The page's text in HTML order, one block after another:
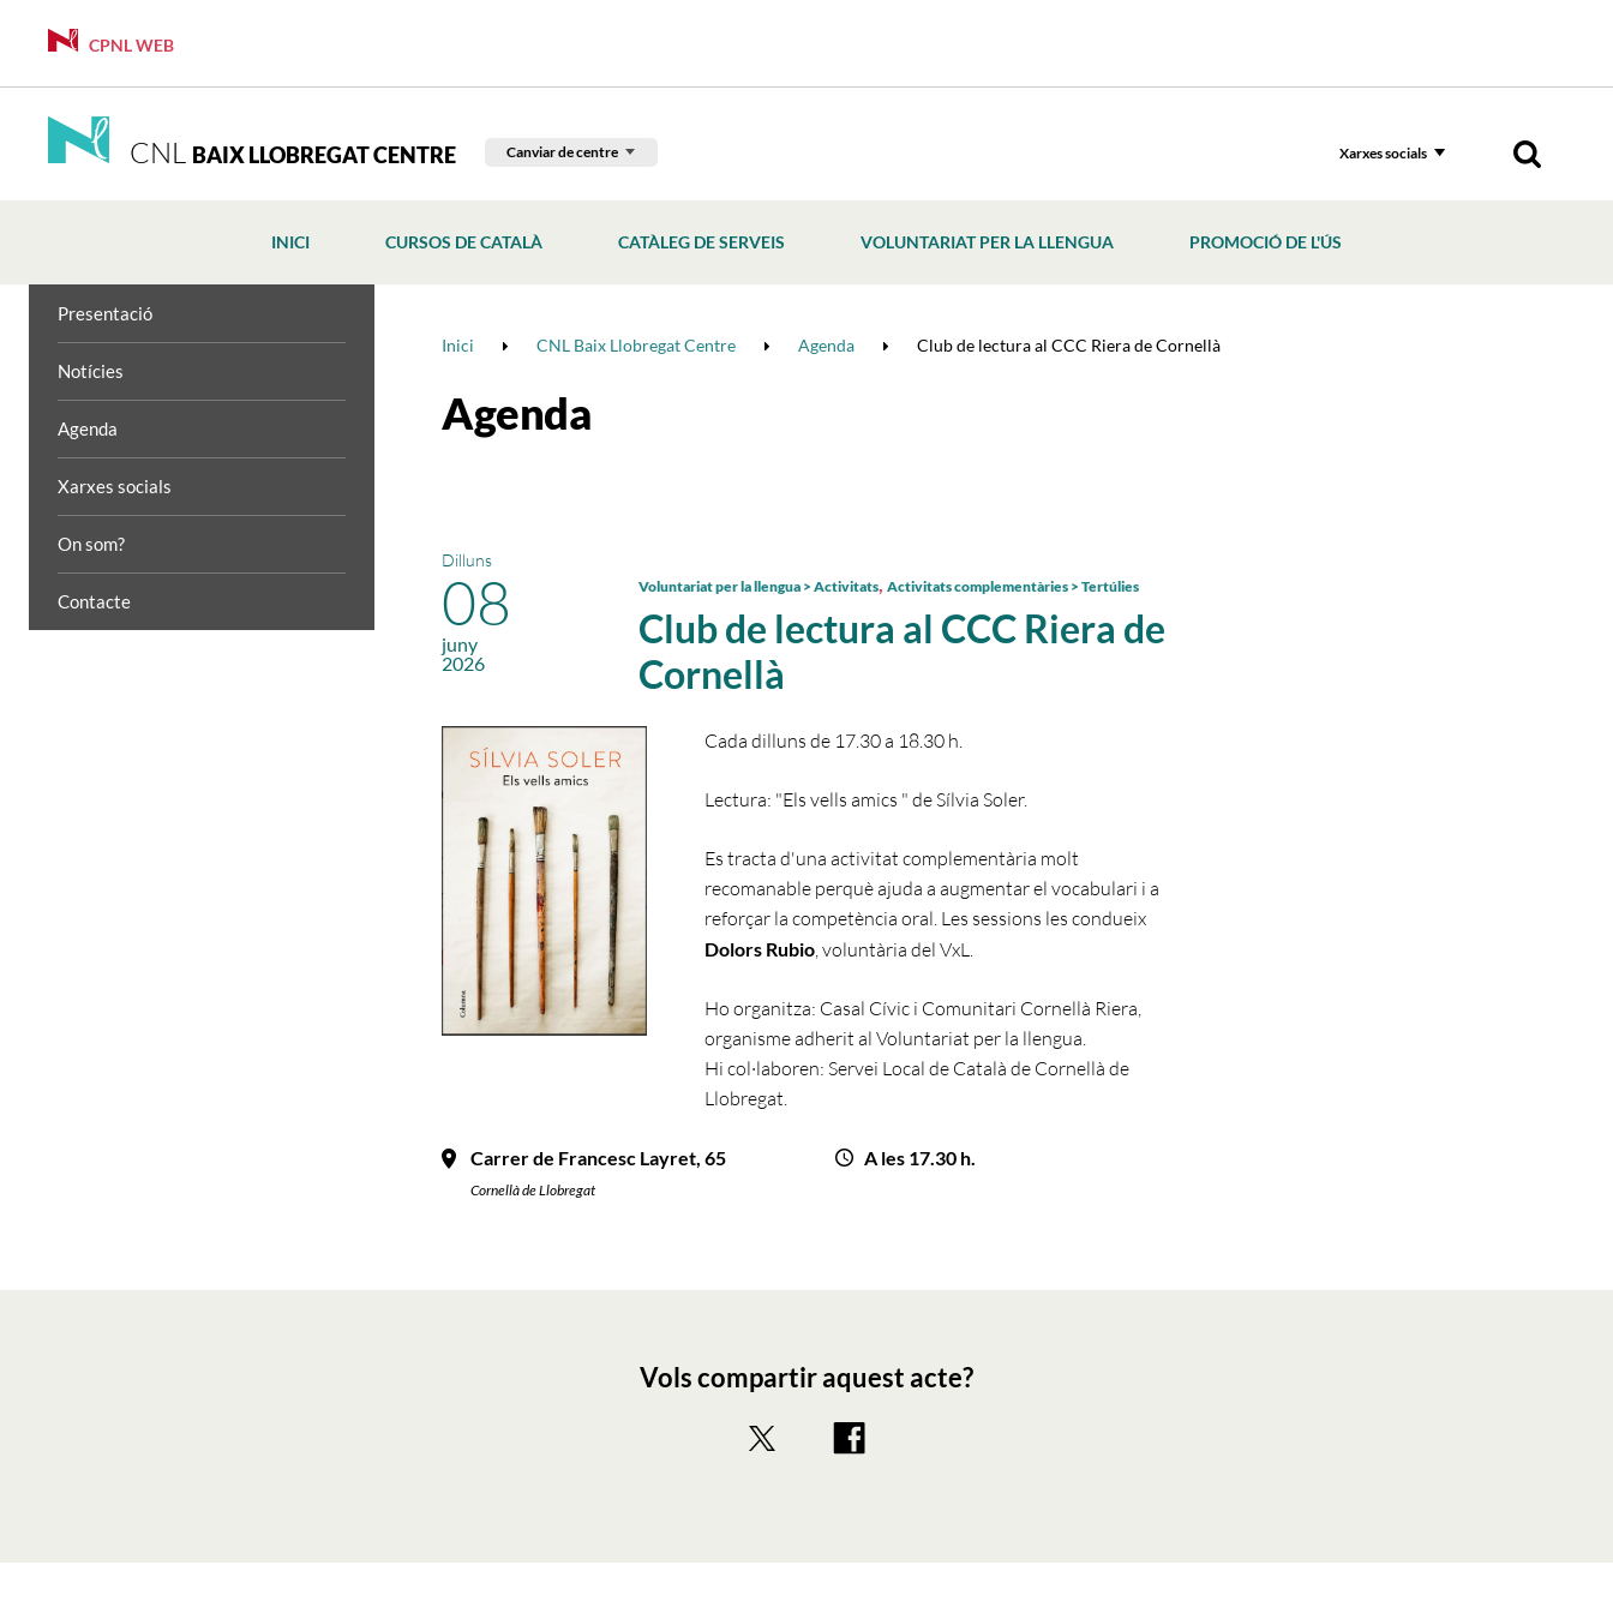
CPNL WEB
CNL BAIX LLOBREGAT CENTRE Canviar de centre Xarxes socials
INICI CURSOS DE CATALÀ CATÀLEG DE SERVEIS VOLUNTARIAT PER LA LLENGUA PROMOCIÓ DE L'ÚS
Presentació
Notícies
Agenda
Xarxes socials
On som?
Contacte
Inici CNL Baix Llobregat Centre Agenda Club de lectura al CCC Riera de Cornellà
Agenda
Club de lectura al CCC Riera de
Cornellà
Voluntariat per la llengua > Activitats, Activitats complementàries > Tertúlies
Dilluns
08
juny
2026
Cada dilluns de 17.30 a 18.30 h.
Lectura: "Els vells amics " de Sílvia Soler.
Es tracta d'una activitat complementària molt
recomanable perquè ajuda a augmentar el vocabulari i a
reforçar la competència oral. Les sessions les condueix
Dolors Rubio, voluntària del VxL.
Ho organitza: Casal Cívic i Comunitari Cornellà Riera,
organisme adherit al Voluntariat per la llengua.
Hi col·laboren: Servei Local de Català de Cornellà de
Llobregat.
Carrer de Francesc Layret, 65
Cornellà de Llobregat
A les 17.30 h.
Vols compartir aquest acte?